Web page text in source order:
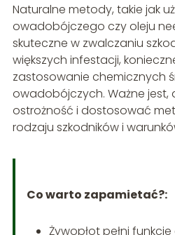
Naturalne metody, takie jak
owadobójczego czy oleju
skuteczne w zwalczaniu
większych infestacji,
zastosowanie chemicznych
owadobójczych. Ważne
ostrożność i dostosować
rodzaju szkodników i
Co warto zapamietać?:
Żywopłot pełni